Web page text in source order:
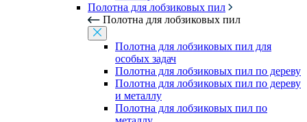
Полотна для лобзиковых пил
Полотна для лобзиковых пил
Полотна для лобзиковых пил для
особых задач
Полотна для лобзиковых пил по дереву
Полотна для лобзиковых пил по дереву
и металлу
Полотна для лобзиковых пил по